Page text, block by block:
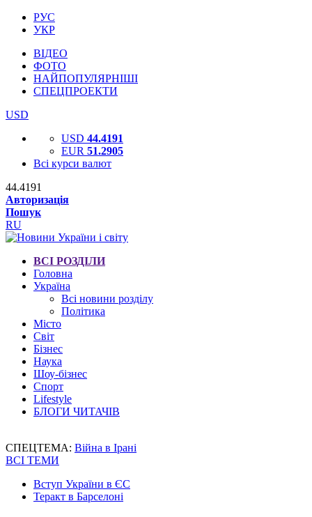
РУС
УКР
ВІДЕО
ФОТО
НАЙПОПУЛЯРНІШІ
СПЕЦПРОЕКТИ
USD
USD 44.4191
EUR 51.2905
Всі курси валют
44.4191
Авторизація
Пошук
RU
ВСІ РОЗДІЛИ
Головна
Україна
Всі новини розділу
Політика
Місто
Світ
Бізнес
Наука
Шоу-бізнес
Спорт
Lifestyle
БЛОГИ ЧИТАЧІВ
СПЕЦТЕМА: Війна в Ірані
ВСІ ТЕМИ
Вступ України в ЄС
Теракт в Барселоні